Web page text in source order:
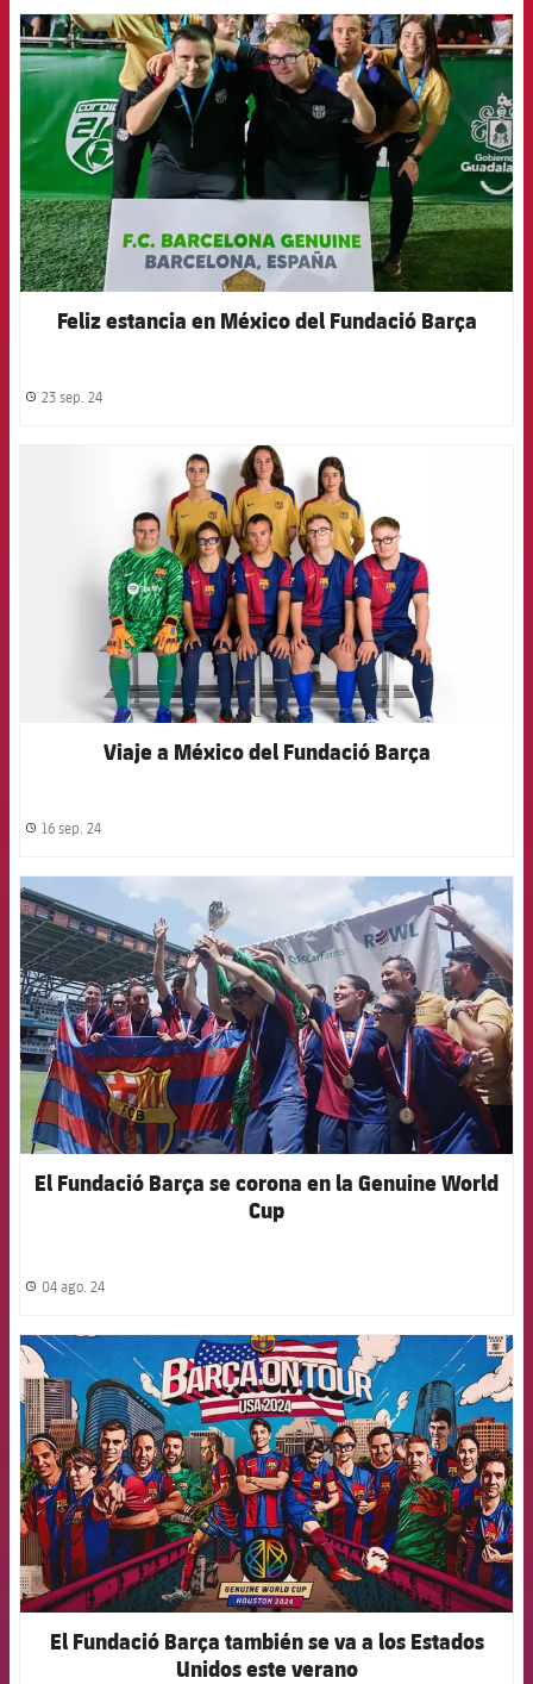
FCB Barcelona badge
Feliz estancia en México del Fundació Barça
label.share.clock
23 sep. 24
FCB Barcelona badge
Viaje a México del Fundació Barça
label.share.clock
16 sep. 24
FCB Barcelona badge
El Fundació Barça se corona en la Genuine World
Cup
label.share.clock
04 ago. 24
FCB Barcelona badge
El Fundació Barça también se va a los Estados
Unidos este verano